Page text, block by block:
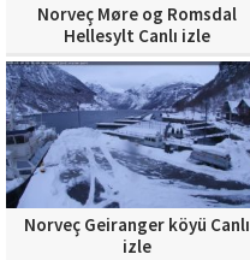
Norveç Møre og Romsdal
Hellesylt Canlı izle
Norveç Geiranger köyü Canlı
izle